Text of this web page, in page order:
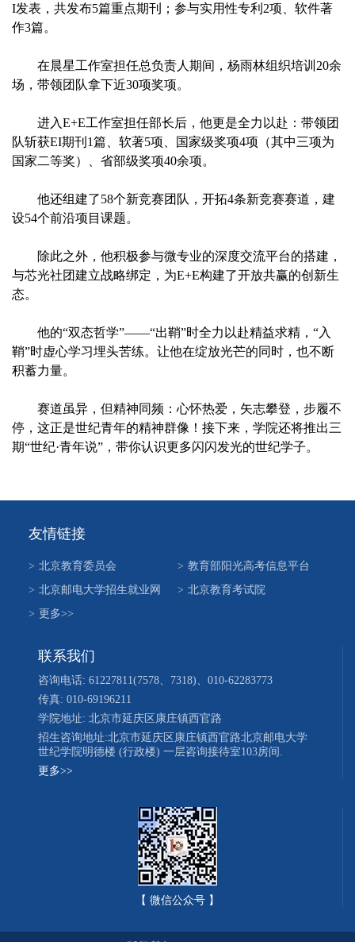
I发表，共发布5篇重点期刊；参与实用性专利2项、软件著
作3篇。
在晨星工作室担任总负责人期间，杨雨林组织培训20余
场，带领团队拿下近30项奖项。
进入E+E工作室担任部长后，他更是全力以赴：带领团
队斩获EI期刊1篇、软著5项、国家级奖项4项（其中三项为
国家二等奖）、省部级奖项40余项。
他还组建了58个新竞赛团队，开拓4条新竞赛赛道，建
设54个前沿项目课题。
除此之外，他积极参与微专业的深度交流平台的搭建，
与芯光社团建立战略绑定，为E+E构建了开放共赢的创新生
态。
他的“双态哲学”——“出鞘”时全力以赴精益求精，“入
鞘”时虚心学习埋头苦练。让他在绽放光芒的同时，也不断
积蓄力量。
赛道虽异，但精神同频：心怀热爱，矢志攀登，步履不
停，这正是世纪青年的精神群像！接下来，学院还将推出三
期“世纪·青年说”，带你认识更多闪闪发光的世纪学子。
友情链接
> 北京教育委员会 > 教育部阳光高考信息平台
> 北京邮电大学招生就业网 > 北京教育考试院
> 更多>>
联系我们
咨询电话: 61227811(7578、7318)、010-62283773
传真: 010-69196211
学院地址: 北京市延庆区康庄镇西官路
招生咨询地址:北京市延庆区康庄镇西官路北京邮电大学
世纪学院明德楼 (行政楼) 一层咨询接待室103房间.
更多>>
【 微信公众号 】